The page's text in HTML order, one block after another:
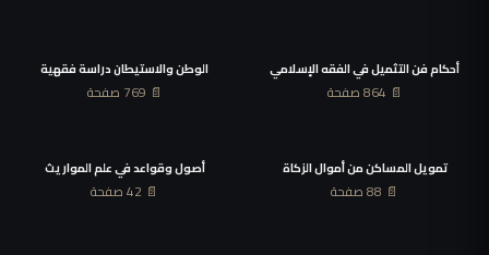
أحكام فن التثميل في الفقه الإسلامي
📄 864 صفحة
الوطن والاستيطان دراسة فقهية
📄 769 صفحة
تمويل المساكن من أموال الزكاة
📄 88 صفحة
أصول وقواعد في علم المواريث
📄 42 صفحة